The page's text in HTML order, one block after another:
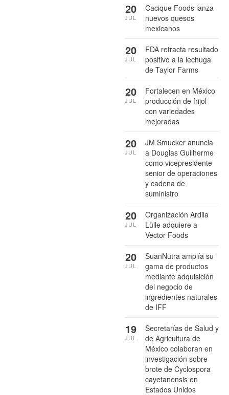
Cacique Foods lanza
nuevos quesos
mexicanos
20
JUL
FDA retracta resultado
positivo a la lechuga
de Taylor Farms
20
JUL
Fortalecen en México
producción de frijol
con variedades
mejoradas
20
JUL
JM Smucker anuncia
a Douglas Guilherme
como vicepresidente
senior de operaciones
y cadena de
suministro
20
JUL
Organización Ardila
Lülle adquiere a
Vector Foods
20
JUL
SuanNutra amplía su
gama de productos
mediante adquisición
del negocio de
ingredientes naturales
de IFF
20
JUL
Secretarías de Salud y
de Agricultura de
México colaboran en
investigación sobre
brote de Cyclospora
cayetanensis en
Estados Unidos
19
JUL